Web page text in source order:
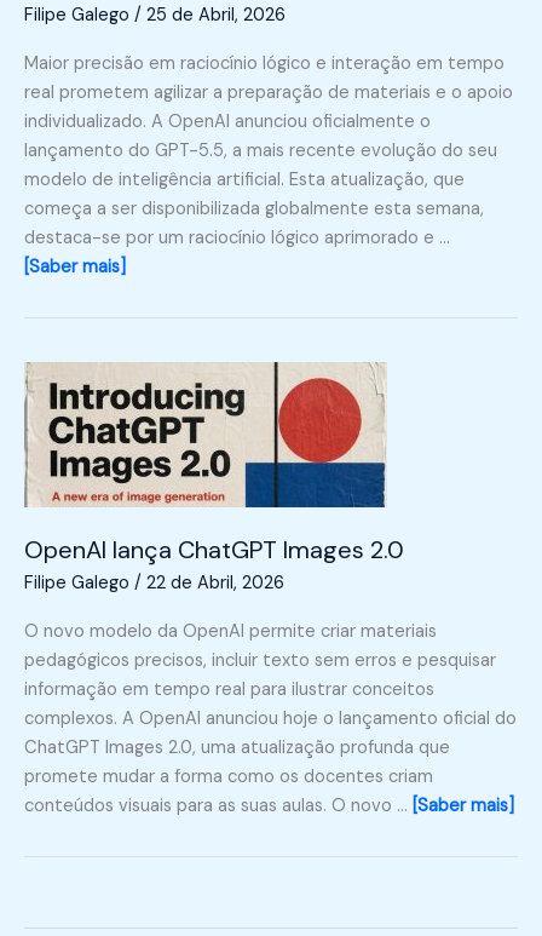
Filipe Galego / 25 de Abril, 2026
Maior precisão em raciocínio lógico e interação em tempo
real prometem agilizar a preparação de materiais e o apoio
individualizado. A OpenAI anunciou oficialmente o
lançamento do GPT-5.5, a mais recente evolução do seu
modelo de inteligência artificial. Esta atualização, que
começa a ser disponibilizada globalmente esta semana,
destaca-se por um raciocínio lógico aprimorado e …
[Saber mais]
OpenAI lança ChatGPT Images 2.0
Filipe Galego / 22 de Abril, 2026
O novo modelo da OpenAI permite criar materiais
pedagógicos precisos, incluir texto sem erros e pesquisar
informação em tempo real para ilustrar conceitos
complexos. A OpenAI anunciou hoje o lançamento oficial do
ChatGPT Images 2.0, uma atualização profunda que
promete mudar a forma como os docentes criam
conteúdos visuais para as suas aulas. O novo … [Saber mais]